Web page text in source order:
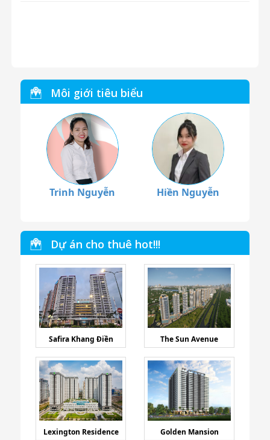
Môi giới tiêu biểu
Trinh Nguyễn Hiền Nguyễn
Dự án cho thuê hot!!!
Safira Khang Điền The Sun Avenue
Lexington Residence Golden Mansion